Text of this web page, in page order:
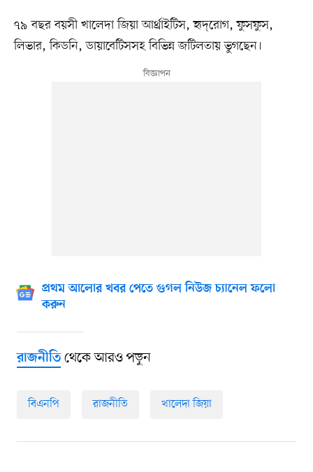
৭৯ বছর বয়সী খালেদা জিয়া আর্থ্রাইটিস, হৃদ্‌রোগ, ফুসফুস,
লিভার, কিডনি, ডায়াবেটিসসহ বিভিন্ন জটিলতায় ভুগছেন।
প্রথম আলোর খবর পেতে গুগল নিউজ চ্যানেল ফলো
করুন
রাজনীতিথেকে আরও পড়ুন
বিএনপি রাজনীতি খালেদা জিয়া